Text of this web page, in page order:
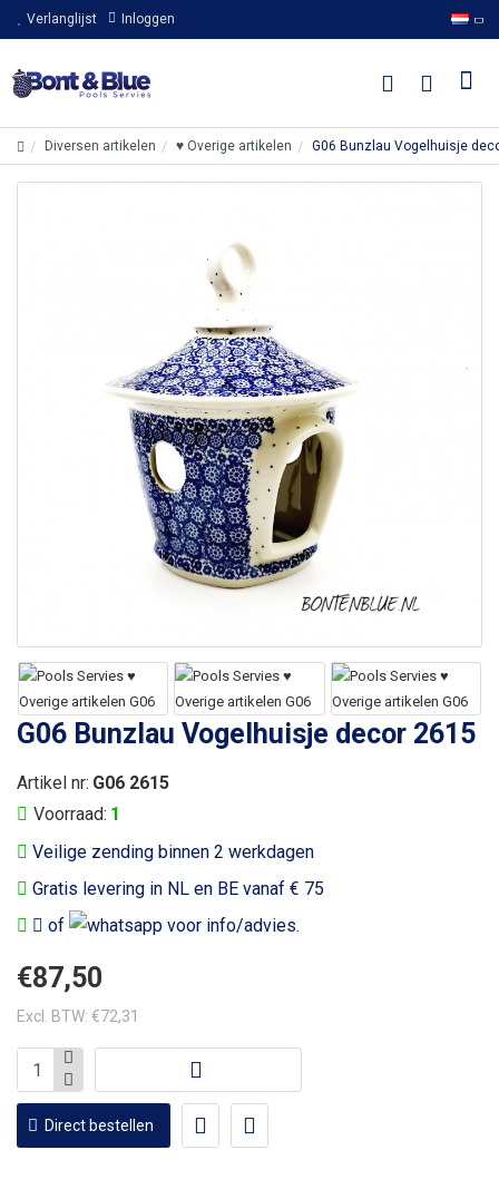
Verlanglijst Inloggen
Diversen artikelen ♥ Overige artikelen G06 Bunzlau Vogelhuisje
G06 Bunzlau Vogelhuisje decor 2615
Veilige zending binnen 2 werkdagen
Gratis levering in NL en BE vanaf € 75
of
voor info/advies.
Voorraad: 1
Artikel nr: G06 2615
€87,50
Excl. BTW: €72,31
Direct bestellen